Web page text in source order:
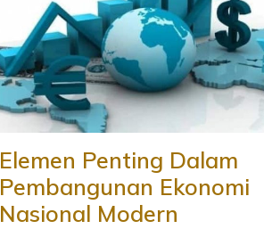
Elemen Penting Dalam
Pembangunan Ekonomi
Nasional Modern